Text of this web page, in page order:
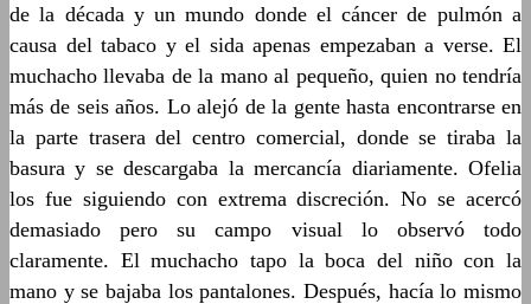
de la década y un mundo donde el cáncer de pulmón a
causa del tabaco y el sida apenas empezaban a verse. El
muchacho llevaba de la mano al pequeño, quien no tendría
más de seis años. Lo alejó de la gente hasta encontrarse en
la parte trasera del centro comercial, donde se tiraba la
basura y se descargaba la mercancía diariamente. Ofelia
los fue siguiendo con extrema discreción. No se acercó
demasiado pero su campo visual lo observó todo
claramente. El muchacho tapo la boca del niño con la
mano y se bajaba los pantalones. Después, hacía lo mismo